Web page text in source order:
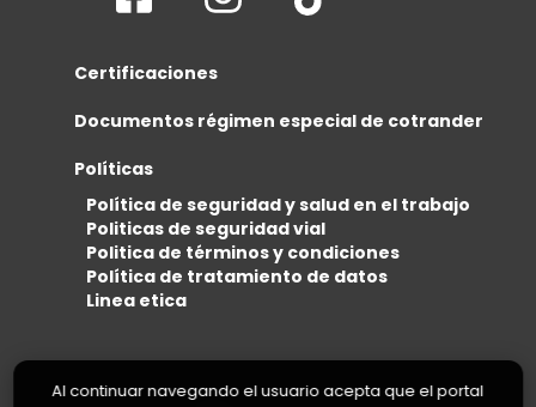
Certificaciones
Documentos régimen especial de cotrander
Políticas
Política de seguridad y salud en el trabajo
Politicas de seguridad vial
Politica de términos y condiciones
Política de tratamiento de datos
Linea etica
Al continuar navegando el usuario acepta que el portal